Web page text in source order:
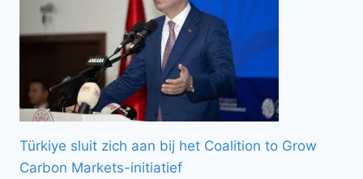
Türkiye sluit zich aan bij het Coalition to Grow
Carbon Markets-initiatief